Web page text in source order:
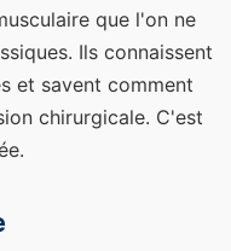
que l'on ne
Ils connaissent
et savent comment
chirurgicale. C'est